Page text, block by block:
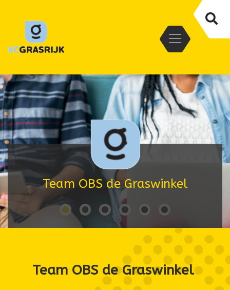
Team OBS de Graswinkel
Team OBS de Graswinkel